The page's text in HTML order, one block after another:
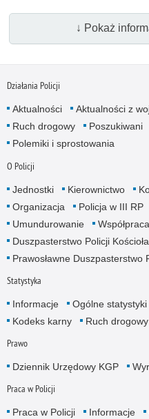
↓ Pokaż
Działania Policji
Aktualności Aktualności z
Ruch drogowy
Poszukiwani
Polemiki i sprostowania
O Policji
Jednostki Kierownictwo
Organizacja
Policja w III RP
Umundurowanie
Duszpasterstwo Policji
Prawosławne Duszpasterstwo
Statystyka
Informacje Ogólne statystyki
Kodeks karny
Ruch drogowy
Prawo
Dziennik Urzędowy KGP
Praca w Policji
Praca w Policji Informacje